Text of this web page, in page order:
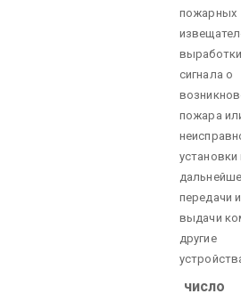
пожарных
выработки
сигнала о
пожара
установки
передачи и
выдачи
другие
число